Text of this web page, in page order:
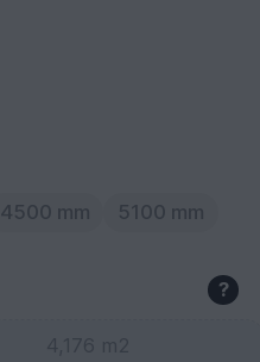
4500 mm 5100 mm
?